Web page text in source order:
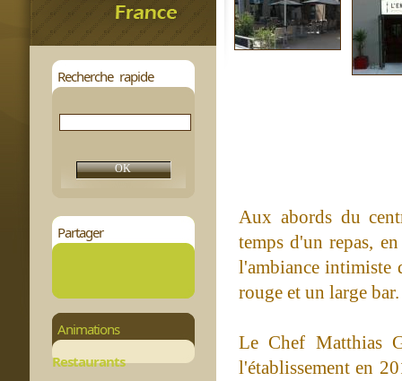
Recherche rapide
Partager
Animations
Restaurants
Aux abords du
temps d'un repas,
l'ambiance intimiste
rouge et un large bar.
Le Chef Matthias
l'établissement en